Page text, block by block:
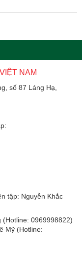
NAM
số 87 Láng Hạ,
tập: Nguyễn Khắc
(Hotline: 0969998822)
Mỹ (Hotline: